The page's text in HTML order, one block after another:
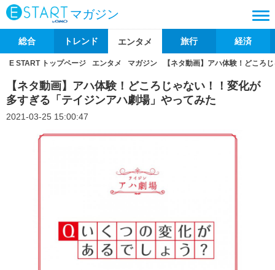
マガジン
総合 トレンド エンタメ 旅行 経済
E START トップページ エンタメ マガジン 【ネタ動画】アハ体験！どころ
【ネタ動画】アハ体験！どころじゃない！！変化が
多すぎる「テイジンアハ劇場」やってみた
2021-03-25 15:00:47